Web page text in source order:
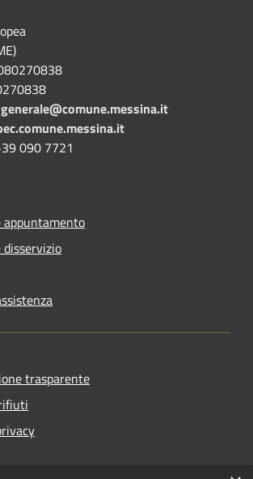
messina.it
090 7721
appuntamento
disservizio
trasparente